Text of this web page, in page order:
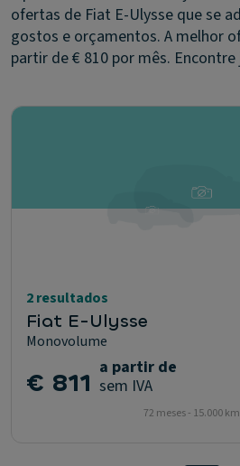
ofertas de Fiat E-Ulysse que se
gostos e orçamentos. A melhor
partir de € 810 por mês.
2 resultados
Fiat E-Ulysse
Monovolume
€ 811 a partir de
sem IVA
72 meses - 15.000